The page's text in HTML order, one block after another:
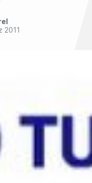
2011